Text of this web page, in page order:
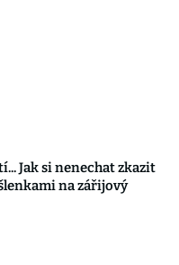
Jak si nenechat zkazit
na zářijový